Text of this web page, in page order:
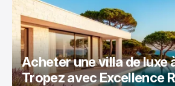
IMMOBILIER
Acheter une villa de luxe
Tropez avec Excellence